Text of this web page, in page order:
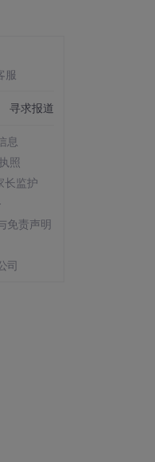
服
寻求报道
息
照
长监护
免责声明
司